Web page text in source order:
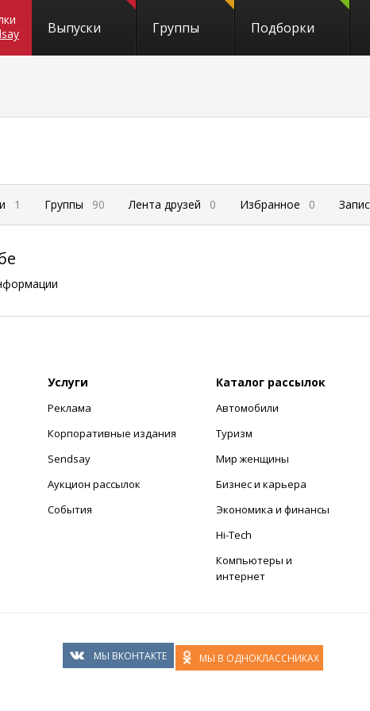
Выпуски Группы Подборки
1 Группы 90 Лента друзей 0 Избранное 0
Услуги
Реклама
Корпоративные издания
Sendsay
Аукцион рассылок
События
Каталог рассылок
Автомобили
Туризм
Мир женщины
Бизнес и карьера
Экономика и финансы
Hi-Tech
Компьютеры и
интернет
МЫ ВКОНТАКТЕ МЫ В ОДНОКЛАССНИКАХ